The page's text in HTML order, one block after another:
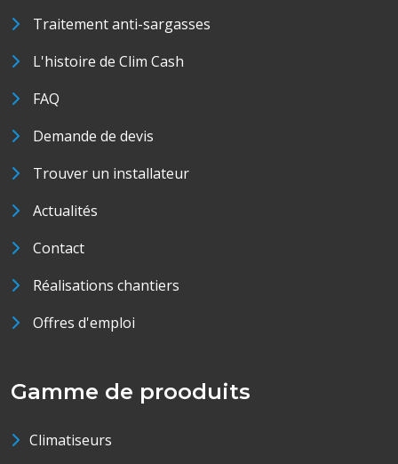
Traitement anti-sargasses
L'histoire de Clim Cash
FAQ
Demande de devis
Trouver un installateur
Actualités
Contact
Réalisations chantiers
Offres d'emploi
Gamme de prooduits
Climatiseurs